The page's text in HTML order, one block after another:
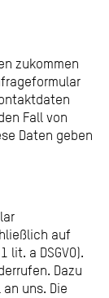
zukommen
Fall von
Daten geben
auf
lit. a DSGVO).
Dazu
uns. Die